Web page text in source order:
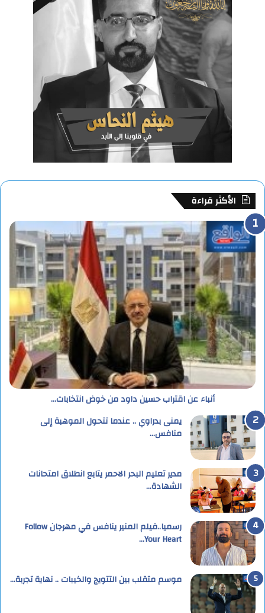
الأكثر قراءة
أنباء عن اقتراب حسين داود من خوض انتخابات…
يمنى بدراوي .. عندما تتحول الموهبة إلى
منافس…
مدير تعليم البحر الاحمر يتابع انطلاق امتحانات
الشهادة…
رسميا..فيلم المنير ينافس في مهرجان Follow
Your Heart…
موسم متقلب بين التتويج والخيبات .. نهاية تجربة…